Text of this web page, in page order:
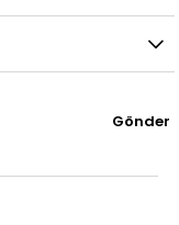
Gönder